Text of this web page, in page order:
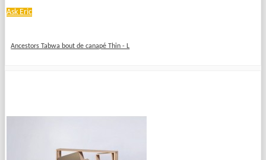
Ask Eric
Ancestors Tabwa bout de canapé Thin - L